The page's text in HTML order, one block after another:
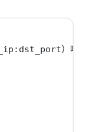
）唯一